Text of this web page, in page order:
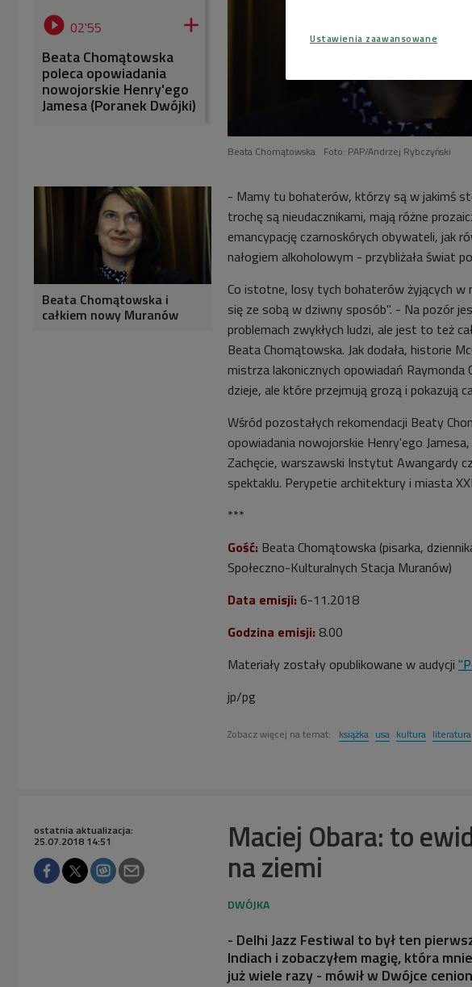
 02'55 
Beata Chomątowska
poleca opowiadania
nowojorskie Henry'ego
Jamesa (Poranek Dwójki)
poleca wystawę prac
Kojiego Kamojiego w
Zachęcie (Poranek
Beata Chomątowska
poleca wizytę w
Beata Chomątowska Foto: PAP/Andrzej Rybczyński
Beata Chomątowska i
całkiem nowy Muranów
- Mamy tu bohaterów, którzy są w jakimś
trochę są nieudacznikami, mają różne
emancypację czarnoskórych obywateli, jak
nałogiem alkoholowym - przybliżała świat
Co istotne, losy tych bohaterów żyjących w
się ze sobą w dziwny sposób". - Na pozór
problemach zwykłych ludzi, ale jest to też
Beata Chomątowska. Jak dodała, historie
mistrza lakonicznych opowiadań Raymonda
dzieje, ale które przejmują grozą i pokazują
Wśród pozostałych rekomendacji Beaty
opowiadania nowojorskie Henry'ego
Zachęcie, warszawski Instytut Awangardy
spektaklu. Perypetie architektury i miasta
***
Gość: Beata Chomątowska (pisarka,
Społeczno-Kulturalnych Stacja Muranów)
Data emisji: 6-11.2018
Godzina emisji: 8.00
Materiały zostały opublikowane w audycji
jp/pg
Zobacz więcej na temat: książka usa kultura literatura
Maciej Obara: to
na ziemi
ostatnia aktualizacja:
25.07.2018 14:51
- Delhi Jazz Festiwal to był ten
Indiach i zobaczyłem magię, która
już wiele razy - mówił w Dwójce
Ustawienia zaawansowane